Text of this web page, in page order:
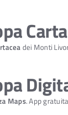
dei Monti
Maps. App